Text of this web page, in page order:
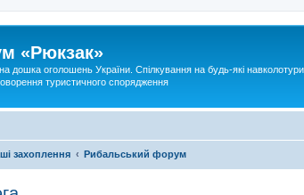
«Рюкзак»
дошка оголошень України. Спілкування на будь-які
туристичного спорядження
захоплення Рибальський форум